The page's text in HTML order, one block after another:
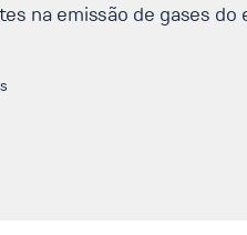
na emissão de gases